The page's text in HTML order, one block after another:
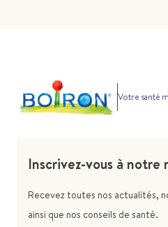
Votre santé
Inscrivez-vous à notre
Recevez toutes nos actualités,
ainsi que nos conseils de santé.